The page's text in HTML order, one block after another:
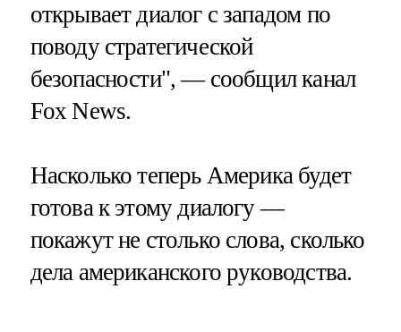
открывает диалог с западом по
поводу стратегической
безопасности", — сообщил канал
Fox News.
Насколько теперь Америка будет
готова к этому диалогу —
покажут не столько слова, сколько
дела американского руководства.